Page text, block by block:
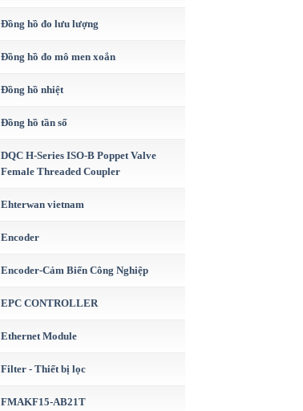
Đồng hồ đo lưu lượng
Đồng hồ đo mô men xoắn
Đồng hồ nhiệt
Đồng hồ tần số
DQC H-Series ISO-B Poppet Valve
Female Threaded Coupler
Ehterwan vietnam
Encoder
Encoder-Cảm Biến Công Nghiệp
EPC CONTROLLER
Ethernet Module
Filter - Thiết bị lọc
FMAKF15-AB21T